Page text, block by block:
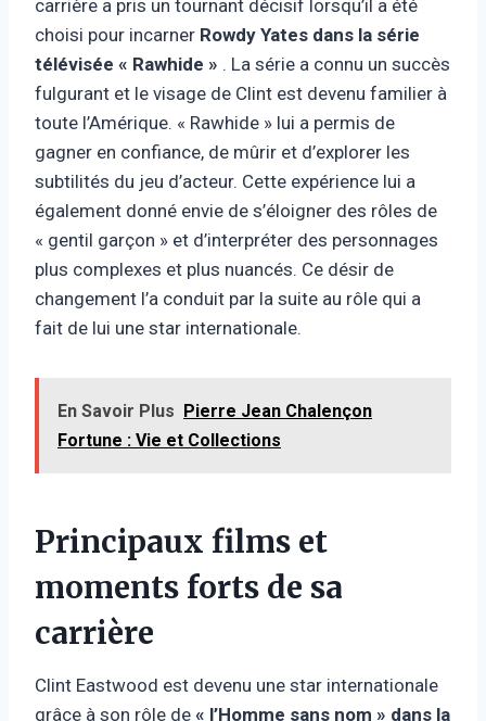
carrière a pris un tournant décisif lorsqu’il a été
choisi pour incarner Rowdy Yates dans la série
télévisée « Rawhide » . La série a connu un succès
fulgurant et le visage de Clint est devenu familier à
toute l’Amérique. « Rawhide » lui a permis de
gagner en confiance, de mûrir et d’explorer les
subtilités du jeu d’acteur. Cette expérience lui a
également donné envie de s’éloigner des rôles de
« gentil garçon » et d’interpréter des personnages
plus complexes et plus nuancés. Ce désir de
changement l’a conduit par la suite au rôle qui a
fait de lui une star internationale.
En Savoir Plus Pierre Jean Chalençon
Fortune : Vie et Collections
Principaux films et
moments forts de sa
carrière
Clint Eastwood est devenu une star internationale
grâce à son rôle de « l’Homme sans nom » dans la